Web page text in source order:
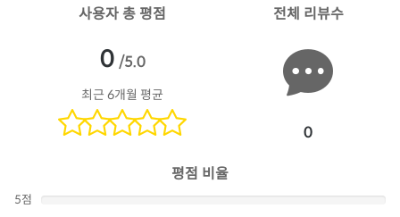
사용자 총 평점
0 /5.0
최근 6개월 평균
전체 리뷰수
0
평점 비율
5점